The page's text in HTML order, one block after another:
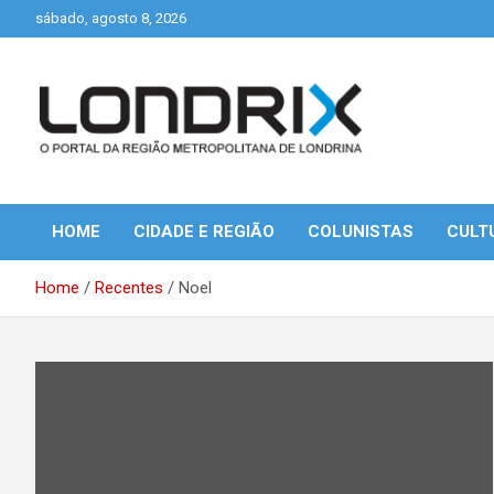
to
sábado, agosto 8, 2026
Londrix
HOME CIDADE E REGIÃO COLUNISTAS
Home Recentes Noel